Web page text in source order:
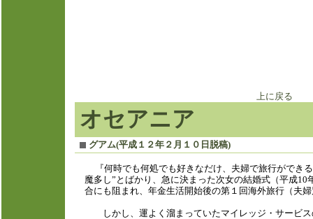
上に戻る
オセアニア
グアム(平成１２年２月１０日脱稿)
『何時でも何処でも好きなだけ、夫婦で旅行ができ
魔多し”とばかり、急に決まった次女の結婚式（平成
合にも阻まれ、年金生活開始後の第１回海外旅行（夫
しかし、運よく溜まっていたマイレッジ・サービス